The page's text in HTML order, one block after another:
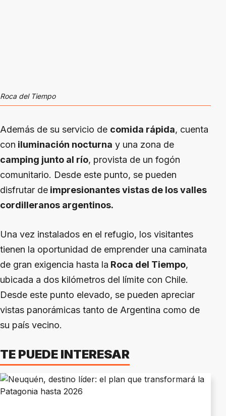
Roca del Tiempo
Además de su servicio de comida rápida, cuenta
con iluminación nocturna y una zona de
camping junto al río, provista de un fogón
comunitario. Desde este punto, se pueden
disfrutar de impresionantes vistas de los valles
cordilleranos argentinos.
Una vez instalados en el refugio, los visitantes
tienen la oportunidad de emprender una caminata
de gran exigencia hasta la Roca del Tiempo,
ubicada a dos kilómetros del límite con Chile.
Desde este punto elevado, se pueden apreciar
vistas panorámicas tanto de Argentina como de
su país vecino.
TE PUEDE INTERESAR